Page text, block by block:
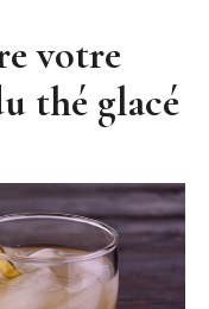
votre
thé glacé